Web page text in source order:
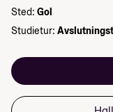
Sted: Gol
Studietur: